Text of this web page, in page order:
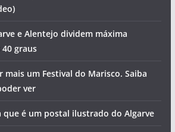
e Alentejo dividem máxima
graus
mais um Festival do Marisco. Saiba
ver
que é um postal ilustrado do Algarve